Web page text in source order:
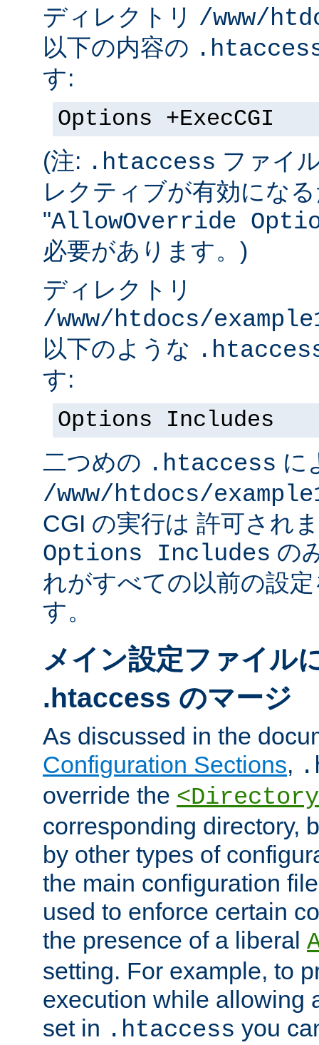
ディレクトリ /www/
以下の内容の
す:
Options +ExecCGI
(注: .htaccess ファイ
レクティブが有効にな
"AllowOverride
必要があります。)
ディレクトリ
/www/htdocs/
以下のような
す:
Options Includes
二つめの .htaccess に
/www/htdocs/
CGI の実行は 許可され
Options Includes の
れがすべての以前の設
す。
メイン設定ファイル
.htaccess のマージ
As discussed in the
Configuration Sections,
override the
corresponding directory,
by other types of
the main configuration
used to enforce certain
the presence of a liberal
setting. For example, to
execution while allowing
set in .htaccess you